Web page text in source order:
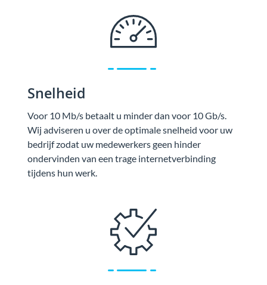
Snelheid
Voor 10 Mb/s betaalt u minder dan voor 10 Gb/s.
Wij adviseren u over de optimale snelheid voor uw
bedrijf zodat uw medewerkers geen hinder
ondervinden van een trage internetverbinding
tijdens hun werk.